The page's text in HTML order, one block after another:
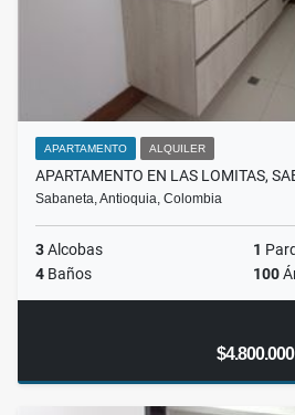
APARTAMENTO ALQUILER
APARTAMENTO EN LAS LOMITAS,
Sabaneta, Antioquia, Colombia
3Alcobas 1
4 Baños 100
$4.800.000